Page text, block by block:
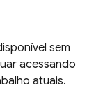
sem
acessando
atuais.